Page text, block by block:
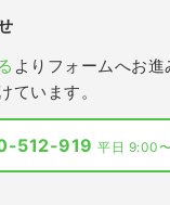
よりフォームへお
ています。
512-919平日 9:00